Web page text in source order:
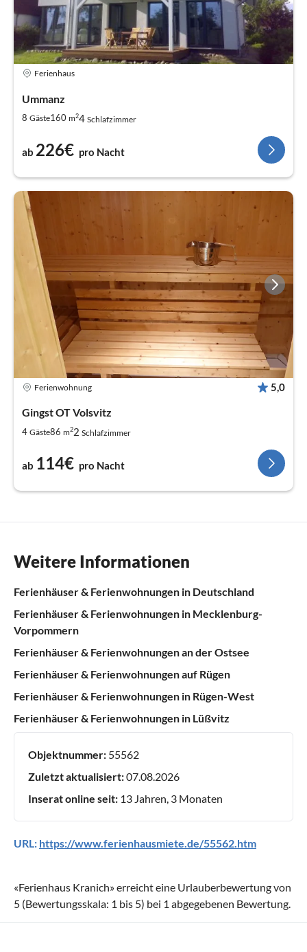
Ferienhaus
Ummanz
8 Gäste160 m24 Schlafzimmer
ab 226€ pro Nacht
Ferienwohnung 5,0
Gingst OT Volsvitz
4 Gäste86 m22 Schlafzimmer
ab 114€ pro Nacht
Weitere Informationen
Ferienhäuser & Ferienwohnungen in Deutschland
Ferienhäuser & Ferienwohnungen in Mecklenburg-
Vorpommern
Ferienhäuser & Ferienwohnungen an der Ostsee
Ferienhäuser & Ferienwohnungen auf Rügen
Ferienhäuser & Ferienwohnungen in Rügen-West
Ferienhäuser & Ferienwohnungen in Lüßvitz
Objektnummer: 55562
Zuletzt aktualisiert:07.08.2026
Inserat online seit: 13 Jahren, 3 Monaten
URL: https://www.ferienhausmiete.de/55562.htm
«Ferienhaus Kranich» erreicht eine Urlauberbewertung von
5 (Bewertungsskala: 1 bis 5) bei 1 abgegebenen Bewertung.